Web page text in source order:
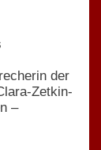
der
Zetkin-
–